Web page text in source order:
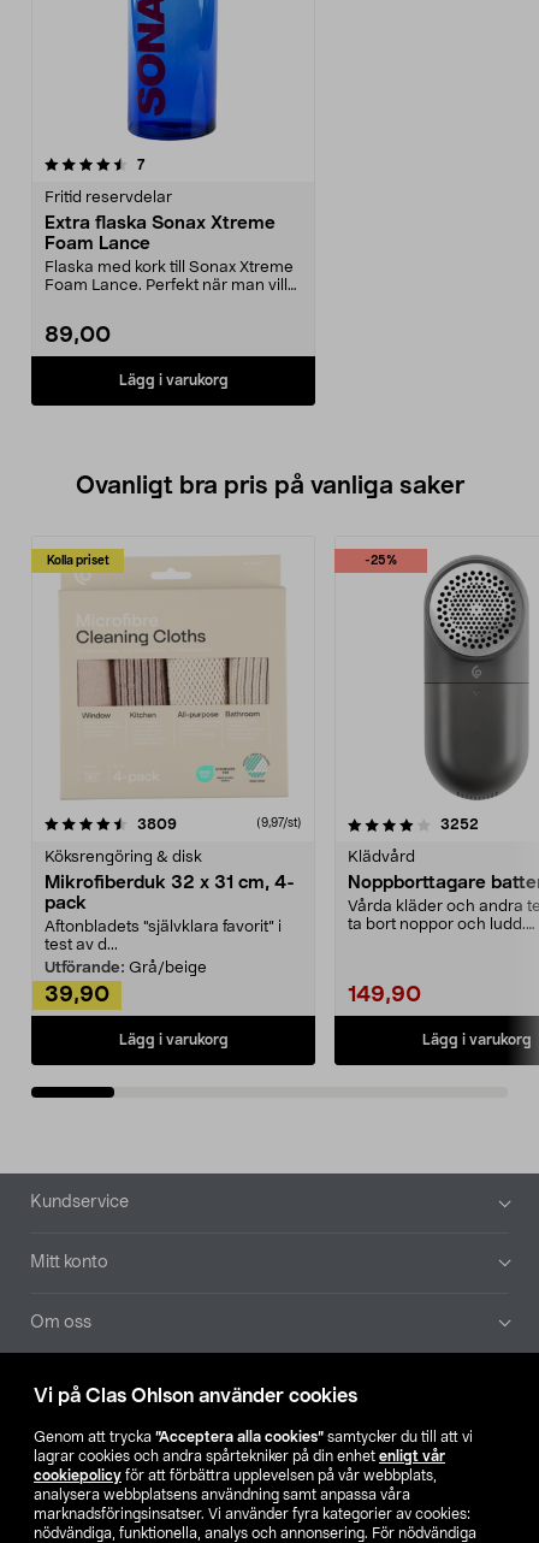
Vi på Clas Ohlson använder cookies
Genom att trycka ”Acceptera alla cookies” samtycker du till att vi
lagrar cookies och andra spårtekniker på din enhet enligt vår
cookiepolicy för att förbättra upplevelsen på vår webbplats,
analysera webbplatsens användning samt anpassa våra
marknadsföringsinsatser. Vi använder fyra kategorier av cookies:
nödvändiga, funktionella, analys och annonsering. För nödvändiga
7recensioner
Fritid reservdelar
Extra flaska Sonax Xtreme
Foam Lance
Flaska med kork till Sonax Xtreme
Foam Lance. Perfekt när man vill
89,00
Lägg i varukorg
Ovanligt bra pris på vanliga saker
Kolla priset
3809recensioner (9,97/st)
Köksrengöring & disk
Mikrofiberduk 32 x 31 cm, 4-
pack
Aftonbladets "självklara favorit” i
test av d...
Utförande: Grå/beige
39,90
Lägg i varukorg
-25%
4.0av 5 stjärnor 3252
Klädvård
Noppborttagare
Vårda kläder och andra
ta bort noppor och ludd.
149,90
Lägg i varukorg
4.5av 5 stjärnor
Sidfot
Kundservice
Mitt konto
Om oss
Aktuellt
Våra bolag
Hitta butik